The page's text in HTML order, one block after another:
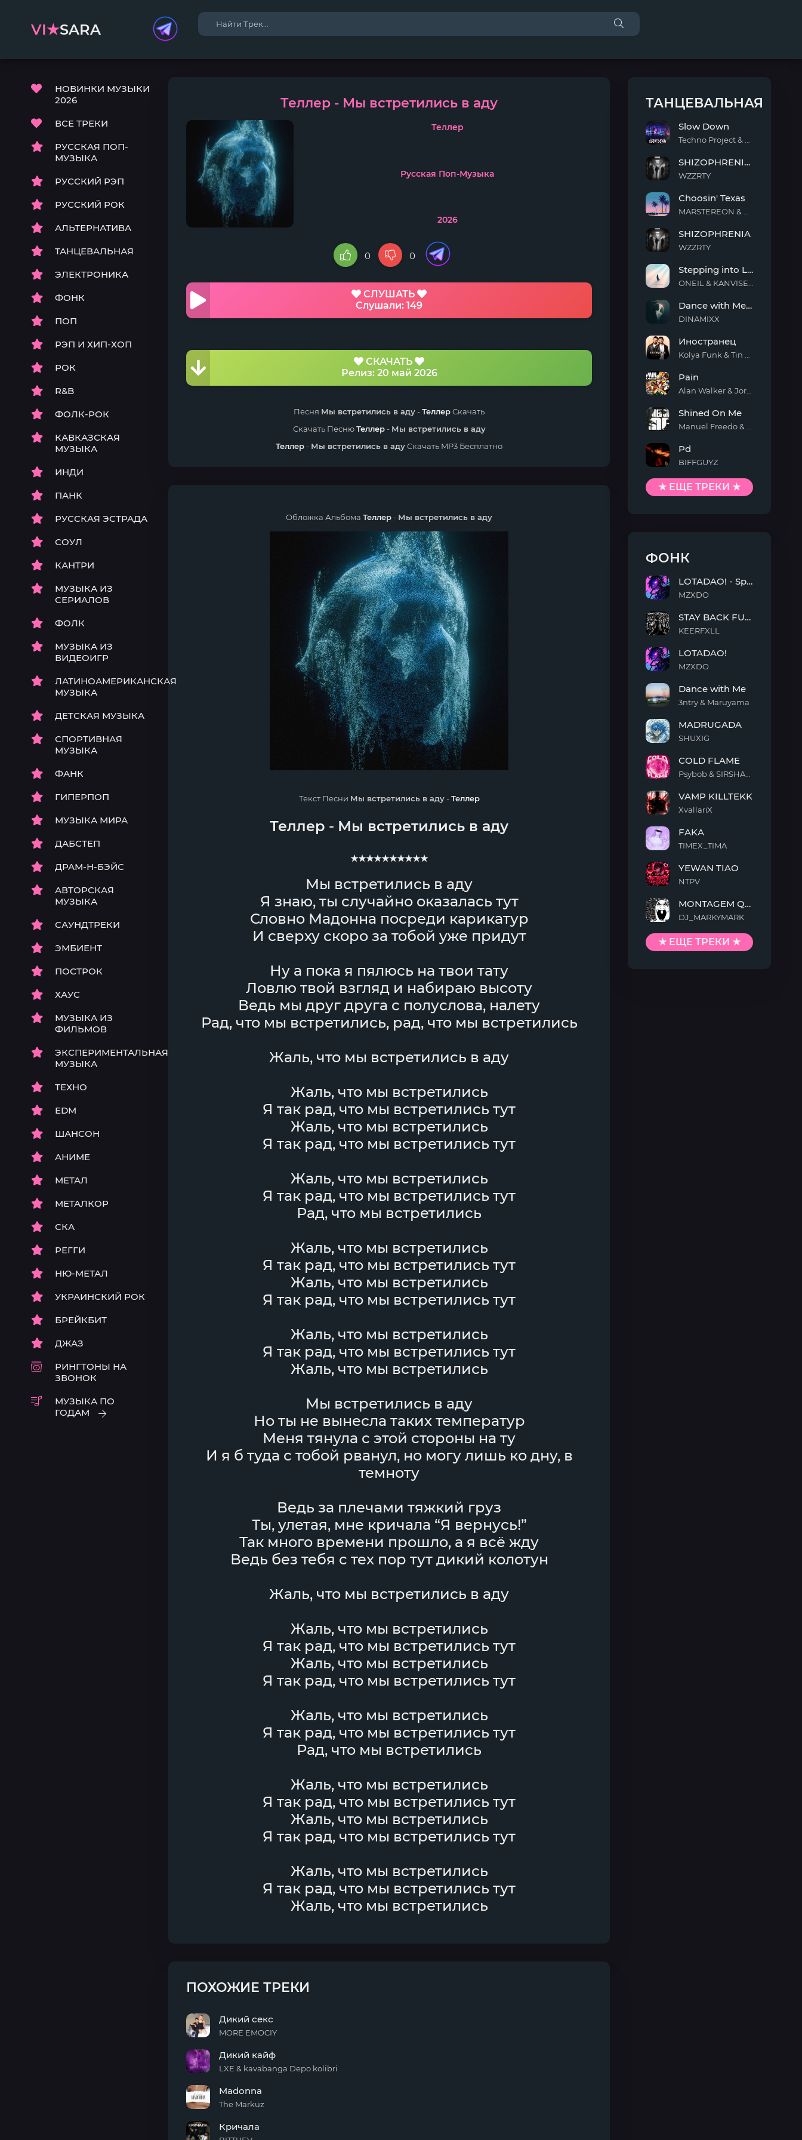
VI★SARA
НОВИНКИ МУЗЫКИ
2026
ВСЕ ТРЕКИ
РУССКАЯ ПОП-
МУЗЫКА
РУССКИЙ РЭП
РУССКИЙ РОК
АЛЬТЕРНАТИВА
ТАНЦЕВАЛЬНАЯ
ЭЛЕКТРОНИКА
ФОНК
ПОП
РЭП И ХИП-ХОП
РОК
R&B
ФОЛК-РОК
КАВКАЗСКАЯ
МУЗЫКА
ИНДИ
ПАНК
РУССКАЯ ЭСТРАДА
СОУЛ
КАНТРИ
МУЗЫКА ИЗ
СЕРИАЛОВ
ФОЛК
МУЗЫКА ИЗ
ВИДЕОИГР
ЛАТИНОАМЕРИКАНСКАЯ
МУЗЫКА
ДЕТСКАЯ МУЗЫКА
СПОРТИВНАЯ
МУЗЫКА
ФАНК
ГИПЕРПОП
МУЗЫКА МИРА
ДАБСТЕП
ДРАМ-Н-БЭЙС
АВТОРСКАЯ
МУЗЫКА
САУНДТРЕКИ
ЭМБИЕНТ
ПОСТРОК
ХАУС
МУЗЫКА ИЗ
ФИЛЬМОВ
ЭКСПЕРИМЕНТАЛЬНАЯ
МУЗЫКА
ТЕХНО
EDM
ШАНСОН
АНИМЕ
МЕТАЛ
МЕТАЛКОР
СКА
РЕГГИ
НЮ-МЕТАЛ
УКРАИНСКИЙ РОК
БРЕЙКБИТ
ДЖАЗ
РИНГТОНЫ НА
ЗВОНОК
МУЗЫКА ПО
ГОДАМ
Теллер - Мы встретились в аду
Теллер
Русская Поп-Музыка
2026
0 0
СЛУШАТЬ
Слушали: 149
СКАЧАТЬ
Релиз: 20 май 2026
Песня Мы встретились в аду-ТеллерСкачать
Скачать ПеснюТеллер- Мы встретились в аду
Теллер- Мы встретились в адуСкачать MP3 Бесплатно
Обложка Альбома Теллер- Мы встретились в аду
Текст Песни Мы встретились в аду-Теллер
Теллер - Мы встретились в аду
★★★★★★★★★★
Мы встретились в аду
Я знаю, ты случайно оказалась тут
Словно Мадонна посреди карикатур
И сверху скоро за тобой уже придут
Ну а пока я пялюсь на твои тату
Ловлю твой взгляд и набираю высоту
Ведь мы друг друга с полуслова, налету
Рад, что мы встретились, рад, что мы встретились
Жаль, что мы встретились в аду
Жаль, что мы встретились
Я так рад, что мы встретились тут
Жаль, что мы встретились
Я так рад, что мы встретились тут
Жаль, что мы встретились
Я так рад, что мы встретились тут
Рад, что мы встретились
Жаль, что мы встретились
Я так рад, что мы встретились тут
Жаль, что мы встретились
Я так рад, что мы встретились тут
Жаль, что мы встретились
Я так рад, что мы встретились тут
Жаль, что мы встретились
Мы встретились в аду
Но ты не вынесла таких температур
Меня тянула с этой стороны на ту
И я б туда с тобой рванул, но могу лишь ко дну, в
темноту
Ведь за плечами тяжкий груз
Ты, улетая, мне кричала “Я вернусь!”
Так много времени прошло, а я всё жду
Ведь без тебя с тех пор тут дикий колотун
Жаль, что мы встретились в аду
Жаль, что мы встретились
Я так рад, что мы встретились тут
Жаль, что мы встретились
Я так рад, что мы встретились тут
Жаль, что мы встретились
Я так рад, что мы встретились тут
Рад, что мы встретились
Жаль, что мы встретились
Я так рад, что мы встретились тут
Жаль, что мы встретились
Я так рад, что мы встретились тут
Жаль, что мы встретились
Я так рад, что мы встретились тут
Жаль, что мы встретились
ПОХОЖИЕ ТРЕКИ
секс
Дикий секс
MORE EMOCIY
кайф
Дикий кайф
LXE & kavabanga Depo kolibri
Madonna
The Markuz
Кричала
ТАНЦЕВАЛЬНАЯ
Down
Slow Down
(Slowed)
SHIZOPHRENIA (Slowed)
WZZRTY
Texas
Choosin' Texas
SHIZOPHRENIA
WZZRTY
into
Light
Stepping into Light
with
Me
Dance with Me Tonight
DINAMIXX
Иностранец
Pain
On
Me
Shined On Me
Pd
BIFFGUYZ
★ ЕЩЕ ТРЕКИ ★
ФОНК
-
Sped
LOTADAO! - Sped Up
MZXDO
BACK
FUNK
STAY BACK FUNK
KEERFXLL
LOTADAO!
MZXDO
with
Me
Dance with Me
3ntry & Maruyama
MADRUGADA
SHUXIG
FLAME
COLD FLAME
KILLTEKK
VAMP KILLTEKK
XvallariX
FAKA
TIMEX_TIMA
TIAO
YEWAN TIAO
NTPV
QUIMENTO
MONTAGEM QUIMENTO
DJ_MARKYMARK
★ ЕЩЕ ТРЕКИ ★